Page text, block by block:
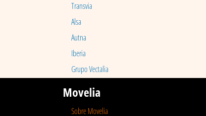
Transvia
Alsa
Autna
Iberia
Grupo Vectalia
Movelia
Sobre Movelia